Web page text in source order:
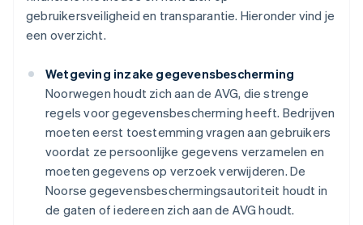
gebruikersveiligheid en transparantie. Hieronder vind je
een overzicht.
Wetgeving inzake gegevensbescherming
Noorwegen houdt zich aan de AVG, die strenge
regels voor gegevensbescherming heeft. Bedrijven
moeten eerst toestemming vragen aan gebruikers
voordat ze persoonlijke gegevens verzamelen en
moeten gegevens op verzoek verwijderen. De
Noorse gegevensbeschermingsautoriteit houdt in
de gaten of iedereen zich aan de AVG houdt.